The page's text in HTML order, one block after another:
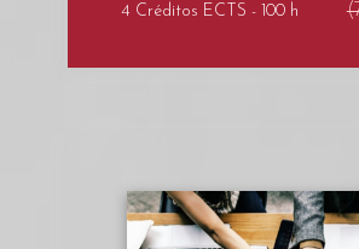
4 Créditos ECTS - 100 h